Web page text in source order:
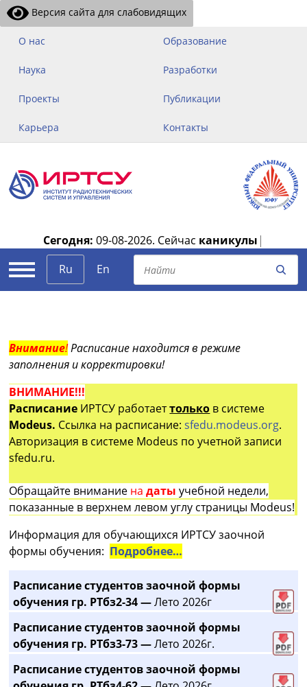
Версия сайта для слабовидящих
О нас Образование
Наука Разработки
Проекты Публикации
Карьера Контакты
Сегодня: 09-08-2026. Сейчас каникулы |
Ru
En
Внимание!Расписание находится в режиме
заполнения и корректировки!
ВНИМАНИЕ!!!
Расписание ИРТСУ работаеттолько в системе
Modeus. Ссылка на расписание:sfedu.modeus.org.
Авторизация в системе Modeus по учетной записи
sfedu.ru.
Обращайте внимание на датыучебной недели,
показанные в верхнем левом углу страницы Modeus!
Информация для обучающихся ИРТСУ заочной
формы обучения: Подробнее…
Расписание студентов заочной формы
обучения гр. РТбз2-34 —Лето 2026г
Расписание студентов заочной формы
обучения гр. РТбз3-73 —Лето 2026г.
Расписание студентов заочной формы